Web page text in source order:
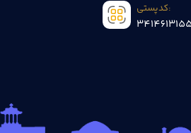
کدپستی:
3414613155